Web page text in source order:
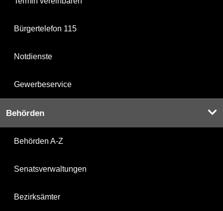
Bürgertelefon 115
Notdienste
Gewerbeservice
Behörden
Behörden A-Z
Senatsverwaltungen
Bezirksämter